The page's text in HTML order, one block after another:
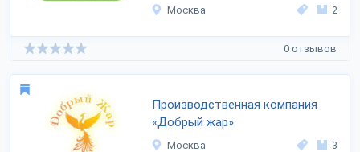
Москва 2
0 отзывов
Производственная компания
«Добрый жар»
Москва 3